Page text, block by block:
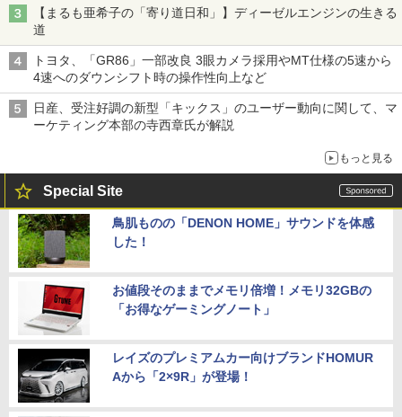
【まるも亜希子の「寄り道日和」】ディーゼルエンジンの生きる
道
トヨタ、「GR86」一部改良 3眼カメラ採用やMT仕様の5速から
4速へのダウンシフト時の操作性向上など
日産、受注好調の新型「キックス」のユーザー動向に関して、マ
ーケティング本部の寺西章氏が解説
もっと見る
Special Site
鳥肌ものの「DENON HOME」サウンドを体感
した！
お値段そのままでメモリ倍増！メモリ32GBの
「お得なゲーミングノート」
レイズのプレミアムカー向けブランドHOMUR
Aから「2×9R」が登場！